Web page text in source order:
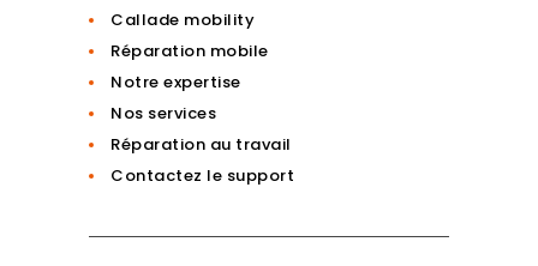
Callade mobility
Réparation mobile
Notre expertise
Nos services
Réparation au travail
Contactez le support